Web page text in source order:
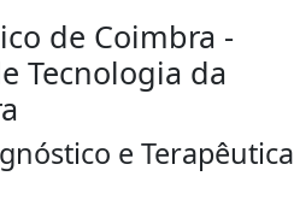
de Coimbra -
Tecnologia da
e Terapêutica